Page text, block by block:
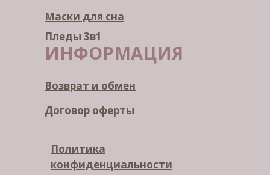
ИНФОРМАЦИЯ
Маски для сна
Пледы 3в1
Возврат и обмен
Политика
конфиденциальности
Договор оферты